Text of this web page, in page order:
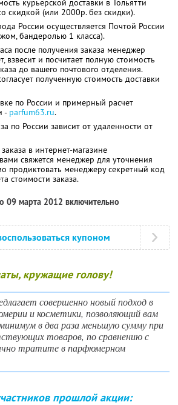
курьерской доставки в Тольятти
скидкой (или 2000р. без скидки).
России осуществляется Почтой России
бандеролью 1 класса).
после получения заказа менеджер
взвесит и посчитает полную стоимость
до вашего почтового отделения.
полученную стоимость доставки
по России и примерный расчет
- parfum63.ru.
по России зависит от удаленности от
в интернет-магазине
свяжется менеджер для уточнения
продиктовать менеджеру секретный код
стоимости заказа.
09 марта 2012 включительно
купоном
кружащие голову!
совершенно новый подход в
и косметики, позволяющий вам
в два раза меньшую сумму при
товаров, по сравнению с
тратите в парфюмерном
прошлой акции: